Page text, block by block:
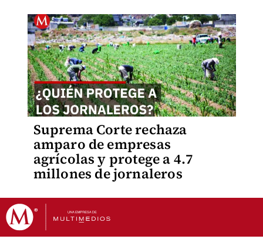
Suprema Corte rechaza
amparo de empresas
agrícolas y protege a 4.7
millones de jornaleros